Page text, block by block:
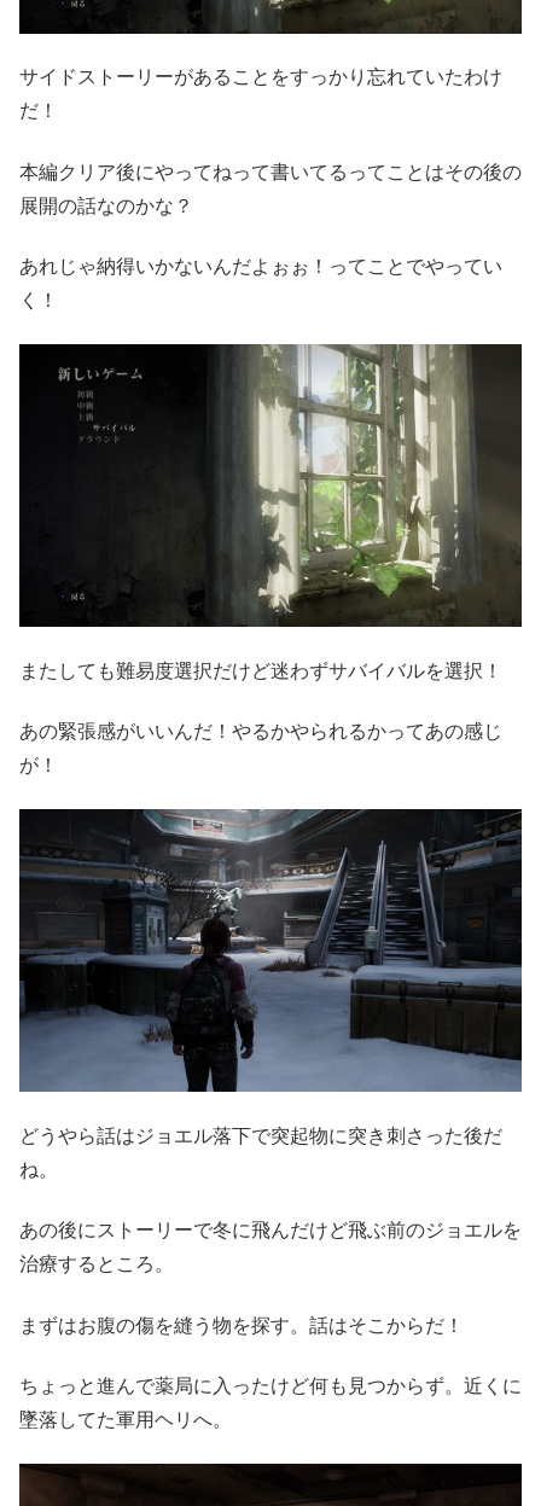
サイドストーリーがあることをすっかり忘れていたわけ
だ！
本編クリア後にやってねって書いてるってことはその後の
展開の話なのかな？
あれじゃ納得いかないんだよぉぉ！ってことでやってい
く！
またしても難易度選択だけど迷わずサバイバルを選択！
あの緊張感がいいんだ！やるかやられるかってあの感じ
が！
どうやら話はジョエル落下で突起物に突き刺さった後だ
ね。
あの後にストーリーで冬に飛んだけど飛ぶ前のジョエルを
治療するところ。
まずはお腹の傷を縫う物を探す。話はそこからだ！
ちょっと進んで薬局に入ったけど何も見つからず。近くに
墜落してた軍用ヘリへ。